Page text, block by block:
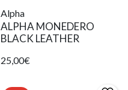
Alpha
ALPHA MONEDERO
BLACK LEATHER
25,00€